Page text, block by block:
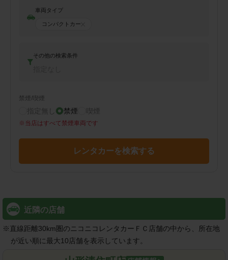
車両タイプ
コンパクトカー
その他の検索条件
禁煙/喫煙
指定無し 禁煙 喫煙
※ 当店はすべて禁煙車両です
レンタカーを検索する
近隣の店舗
※直線距離30km圏のニコニコレンタカーＦＣ店舗の中から、所在地
が近い順に最大10店舗を表示しています。